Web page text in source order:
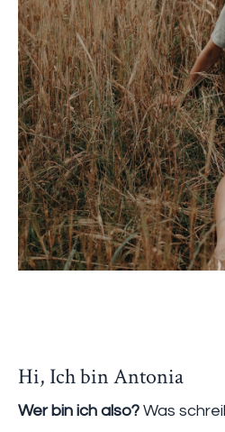
Hi, Ich bin Antonia
Wer bin ich also? Was